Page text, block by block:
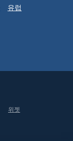
유럽
위젯